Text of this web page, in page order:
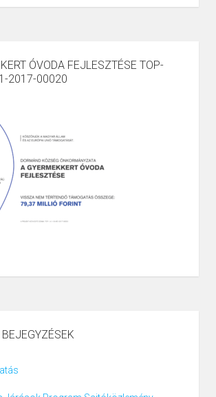
ÓVODA FEJLESZTÉSE TOP-
2017-00020